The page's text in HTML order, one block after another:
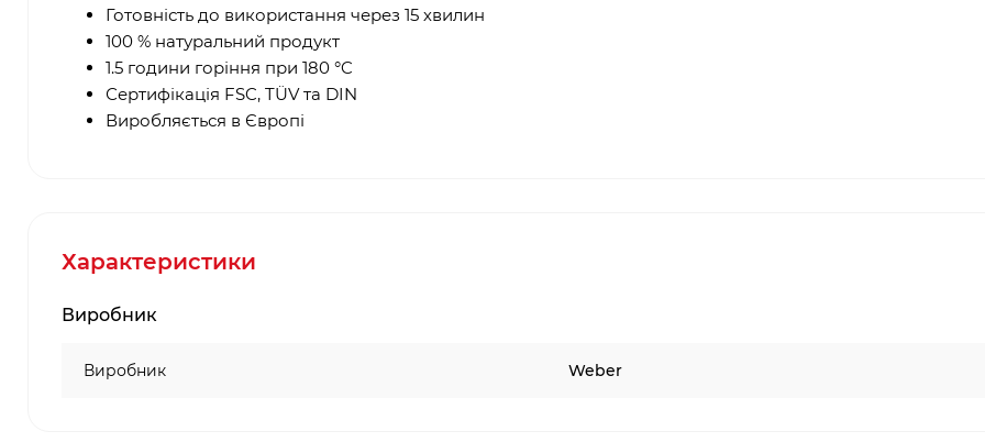
Готовність до використання через 15 хвилин
100 % натуральний продукт
1.5 години горіння при 180 °C
Сертифікація FSC, TÜV та DIN
Виробляється в Європі
Характеристики
Виробник
Виробник Weber